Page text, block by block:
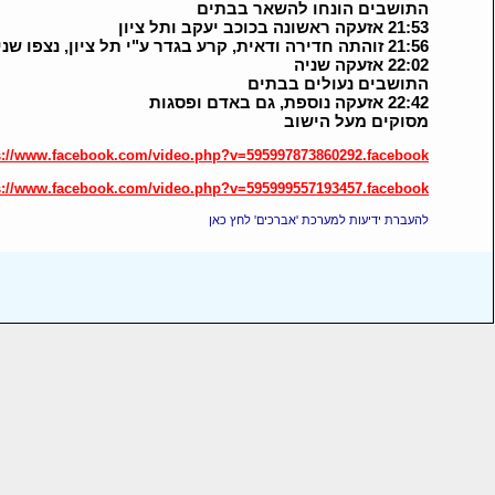
התושבים הונחו להשאר בבתים
21:53 אזעקה ראשונה בכוכב יעקב ותל ציון
21:56 זוהתה חדירה ודאית, קרע בגדר ע"י תל ציון, נצפו שני חשודים בישוב
22:02 אזעקה שניה
התושבים נעולים בבתים
22:42 אזעקה נוספת, גם באדם ופסגות
מסוקים מעל הישוב
www.facebook.com/video.php?v=595997873860292.facebook
www.facebook.com/video.php?v=595999557193457.facebook
להעברת ידיעות למערכת 'אברכים' לחץ כאן